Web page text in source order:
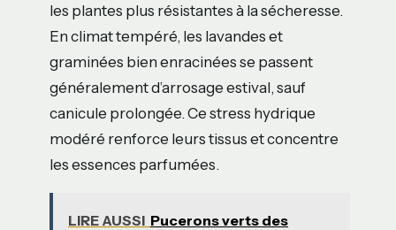
les plantes plus résistantes à la sécheresse.
En climat tempéré, les lavandes et
graminées bien enracinées se passent
généralement d’arrosage estival, sauf
canicule prolongée. Ce stress hydrique
modéré renforce leurs tissus et concentre
les essences parfumées.
LIRE AUSSI Pucerons verts des